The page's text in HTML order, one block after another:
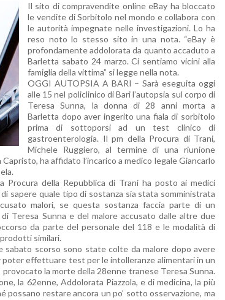
Il sito di compravendite online eBay ha bloccato
le vendite di Sorbitolo nel mondo e collabora con
le autorità impegnate nelle investigazioni. Lo ha
reso noto lo stesso sito in una nota. “eBay è
profondamente addolorata da quanto accaduto a
Barletta sabato 24 marzo. Ci sentiamo vicini alla
famiglia della vittima” si legge nella nota.
OGGI AUTOPSIA A BARI – Sarà eseguita oggi
alle 15 nel policlinico di Bari l’autopsia sul corpo di
Teresa Sunna, la donna di 28 anni morta a
Barletta dopo aver ingerito una fiala di sorbitolo
prima di sottoporsi ad un test clinico di
gastroenterologia. Il pm della Procura di Trani,
Michele Ruggiero, al termine di una riunione
ha affidato l’incarico a medico legale Giancarlo
Procura della Repubblica di Trani ha posto ai medici
sapere quale tipo di sostanza sia stata somministrata
malori, se questa sostanza faccia parte di un
Teresa Sunna e del malore accusato dalle altre due
da parte del personale del 118 e le modalità di
similari.
sabato scorso sono state colte da malore dopo avere
effettuare test per le intolleranze alimentari in un
la morte della 28enne tranese Teresa Sunna.
la 62enne, Addolorata Piazzola, e di medicina, la più
possano restare ancora un po’ sotto osservazione, ma